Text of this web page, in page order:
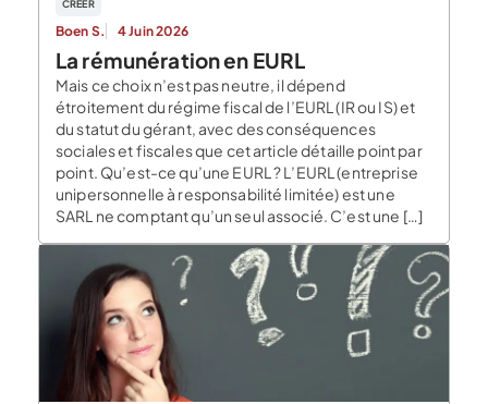
CREER
Boen S. 4 Juin 2026
La rémunération en EURL
Mais ce choix n’est pas neutre, il dépend
étroitement du régime fiscal de l’EURL (IR ou IS) et
du statut du gérant, avec des conséquences
sociales et fiscales que cet article détaille point par
point. Qu’est-ce qu’une EURL ? L’EURL (entreprise
unipersonnelle à responsabilité limitée) est une
SARL ne comptant qu’un seul associé. C’est une […]